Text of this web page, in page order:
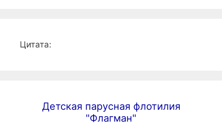
Цитата:
Детская парусная флотилия
"Флагман"